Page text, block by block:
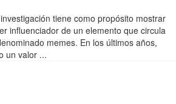
tiene como propósito mostrar
influenciador de un elemento que circula
memes. En los últimos años,
un valor ...